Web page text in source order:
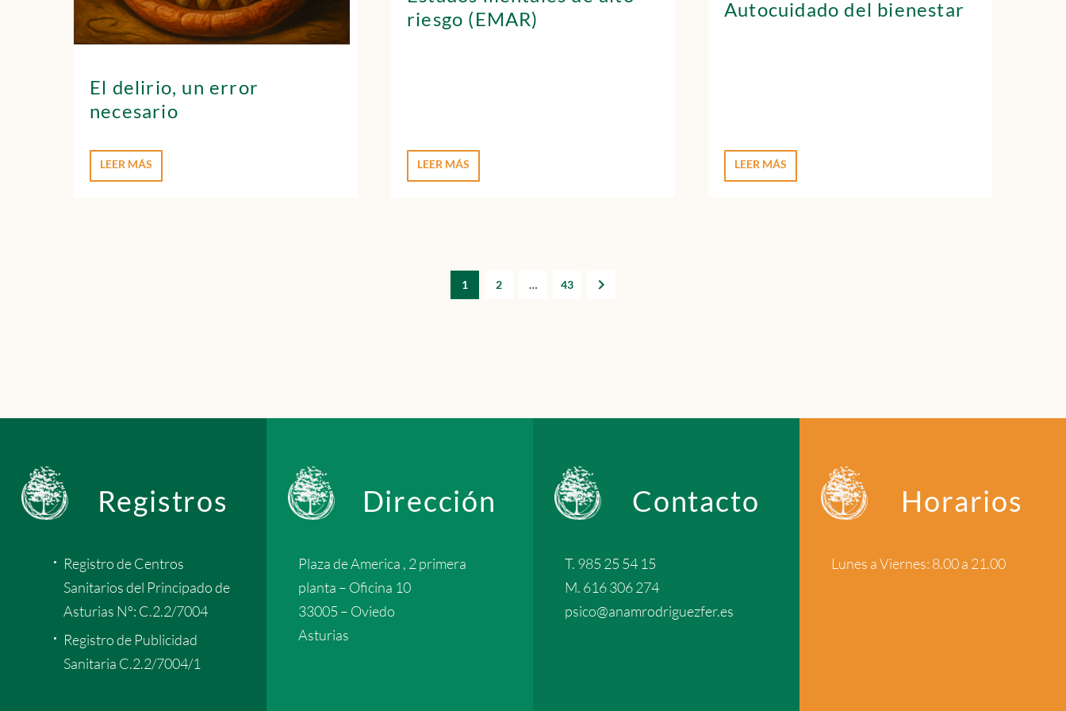
El delirio, un error
necesario
LEER MÁS
riesgo (EMAR)
LEER MÁS
Autocuidado del bienestar
LEER MÁS
1 2 … 43
Registros
Registro de Centros
Sanitarios del Principado de
Asturias Nº: C.2.2/7004
Registro de Publicidad
Sanitaria C.2.2/7004/1
Dirección
Plaza de America , 2 primera
planta – Oficina 10
33005 – Oviedo
Asturias
Contacto
T. 985 25 54 15
M. 616 306 274
psico@anamrodriguezfer.es
Horarios
Lunes a Viernes: 8.00 a 21.00